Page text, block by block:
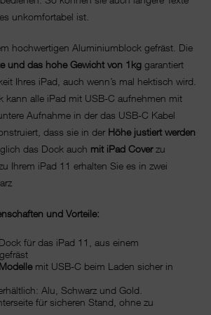
unkomfortabel ist.
hochwertigen Aluminiumblock gefräst. Die
und das hohe Gewicht von 1kg garantiert
Ihres iPad, auch wenn’s mal hektisch wird.
kann alle iPad mit USB-C aufnehmen mit
Aufnahme in der das USB-C Kabel
dass sie in der Höhe justiert werden
das Dock auch mit iPad Coverzu
Ihrem iPad 11 erhalten Sie es in zwei
und Vorteile:
für das iPad 11, aus einem
mit USB-C beim Laden sicher in
Alu, Schwarz und Gold.
für sicheren Stand, ohne zu